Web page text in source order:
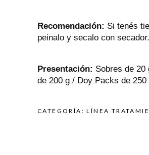
Recomendación: Si tenés
peinalo y secalo con secador.
Presentación: Sobres de 20
de 200 g / Doy Packs de 250
CATEGORÍA:LÍNEA